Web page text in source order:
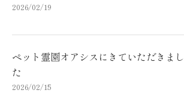
2026/02/19
ペット霊園オアシスにきていただきまし
た
2026/02/15